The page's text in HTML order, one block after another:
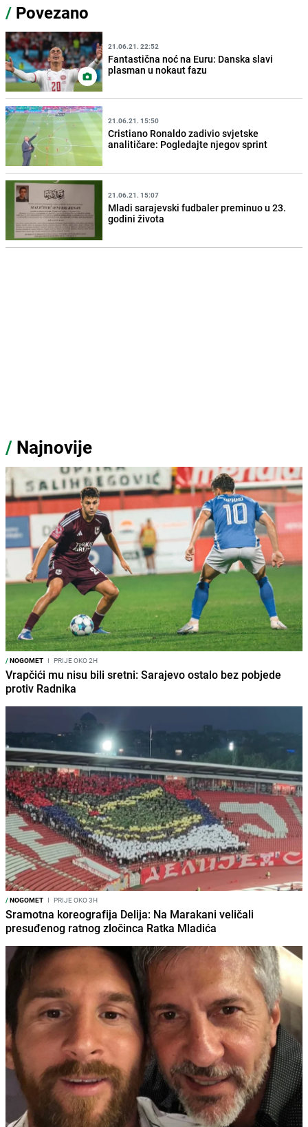
/ Povezano
21.06.21. 22:52
Fantastična noć na Euru: Danska slavi
plasman u nokaut fazu
21.06.21. 15:50
Cristiano Ronaldo zadivio svjetske
analitičare: Pogledajte njegov sprint
21.06.21. 15:07
Mladi sarajevski fudbaler preminuo u 23.
godini života
/ Najnovije
/NOGOMET I PRIJE OKO 2H
Vrapčići mu nisu bili sretni: Sarajevo ostalo bez pobjede
protiv Radnika
/NOGOMET I PRIJE OKO 3H
Sramotna koreografija Delija: Na Marakani veličali
presuđenog ratnog zločinca Ratka Mladića